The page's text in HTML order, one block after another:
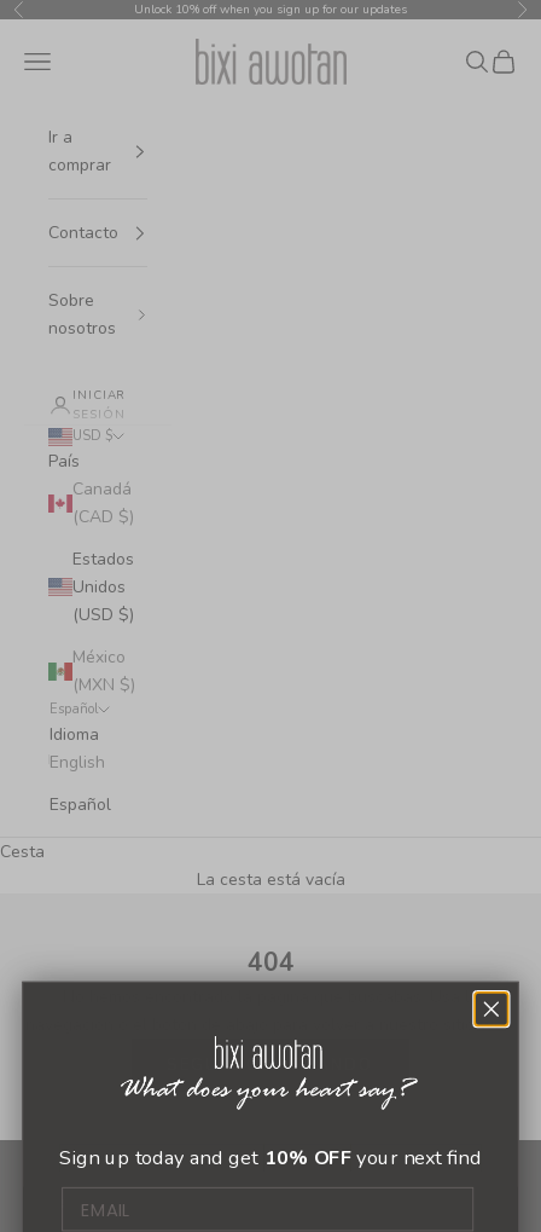
Ir al contenido
Anterior Unlock 10% off when you sign up for our updates
bixi awotan
Menú Buscar
Cesta
Ir a
comprar
Contacto
Sobre
nosotros
INICIAR
SESIÓN
USD $
País
Canadá
(CAD $)
Estados
Unidos
(USD $)
México
(MXN $)
Español
Idioma
English
Español
Cesta
La cesta está vacía
404
No hemos encontrado la página que buscabas. Usa la
navegación o el botón de abajo para volver a nuestro sitio web.
SEGUIR COMPRANDO
Newsletter
Sign up today and get 10% OFFyour next find